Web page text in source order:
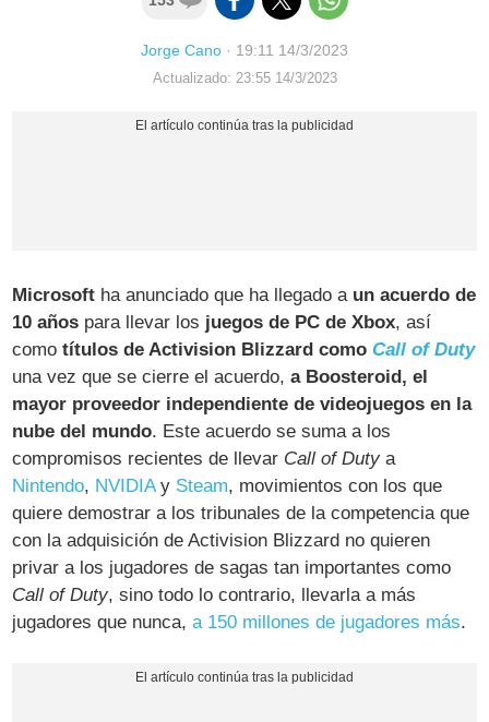
Jorge Cano · 19:11 14/3/2023
Actualizado: 23:55 14/3/2023
Microsoft ha anunciado que ha llegado a un acuerdo de
10 años para llevar los juegos de PC de Xbox, así
comotítulos de Activision Blizzard comoCall of Duty
una vez que se cierre el acuerdo,a Boosteroid, el
mayor proveedor independiente de videojuegos en la
nube del mundo. Este acuerdo se suma a los
compromisos recientes de llevar Call of Duty a
Nintendo, NVIDIAy Steam, movimientos con los que
quiere demostrar a los tribunales de la competencia que
con la adquisición de Activision Blizzard no quieren
privar a los jugadores de sagas tan importantes como
Call of Duty, sino todo lo contrario, llevarla a más
jugadores que nunca,a 150 millones de jugadores más.